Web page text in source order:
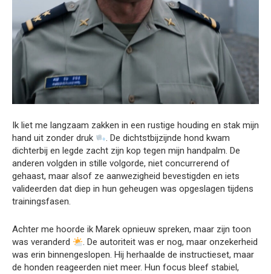
Ik liet me langzaam zakken in een rustige houding en stak mijn
hand uit zonder druk
. De dichtstbijzijnde hond kwam
dichterbij en legde zacht zijn kop tegen mijn handpalm. De
anderen volgden in stille volgorde, niet concurrerend of
gehaast, maar alsof ze aanwezigheid bevestigden en iets
valideerden dat diep in hun geheugen was opgeslagen tijdens
trainingsfasen.
Achter me hoorde ik Marek opnieuw spreken, maar zijn toon
was veranderd
. De autoriteit was er nog, maar onzekerheid
was erin binnengeslopen. Hij herhaalde de instructieset, maar
de honden reageerden niet meer. Hun focus bleef stabiel,